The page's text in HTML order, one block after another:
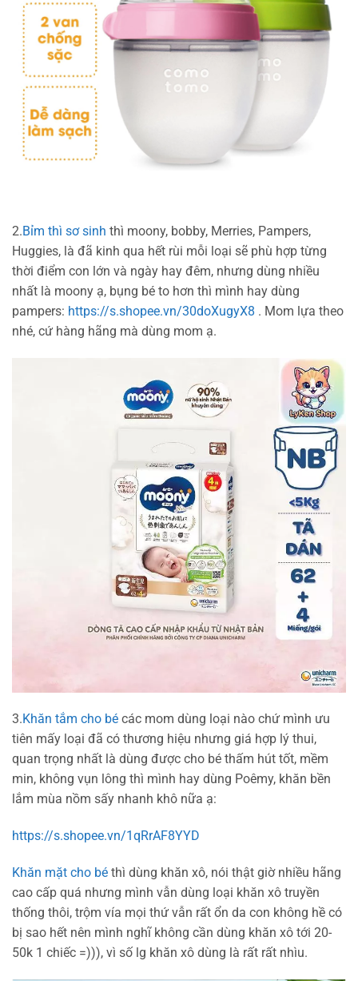
2.Bỉm thì sơ sinh thì moony, bobby, Merries, Pampers,
Huggies, là đã kinh qua hết rùi mỗi loại sẽ phù hợp từng
thời điểm con lớn và ngày hay đêm, nhưng dùng nhiều
nhất là moony ạ, bụng bé to hơn thì mình hay dùng
pampers: https://s.shopee.vn/30doXugyX8 . Mom lựa theo
nhé, cứ hàng hãng mà dùng mom ạ.
3.Khăn tắm cho bé các mom dùng loại nào chứ mình ưu
tiên mấy loại đã có thương hiệu nhưng giá hợp lý thui,
quan trọng nhất là dùng được cho bé thấm hút tốt, mềm
min, không vụn lông thì mình hay dùng Poêmy, khăn bền
lắm mùa nồm sấy nhanh khô nữa ạ:
https://s.shopee.vn/1qRrAF8YYD
Khăn mặt cho bé thì dùng khăn xô, nói thật giờ nhiều hãng
cao cấp quá nhưng mình vẫn dùng loại khăn xô truyền
thống thôi, trộm vía mọi thứ vẫn rất ổn da con không hề có
bị sao hết nên mình nghĩ không cần dùng khăn xô tới 20-
50k 1 chiếc =))), vì số lg khăn xô dùng là rất rất nhìu.